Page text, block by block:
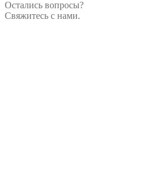
Остались вопросы?
Свяжитесь с нами.